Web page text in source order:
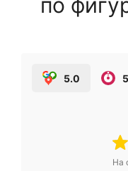
5.0
На